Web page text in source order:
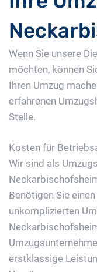
Wenn Sie unsere
möchten, können
Ihren Umzug
erfahrenen
Stelle.
Kosten für
Wir sind als
Benötigen Sie
unkomplizierten
erstklassige